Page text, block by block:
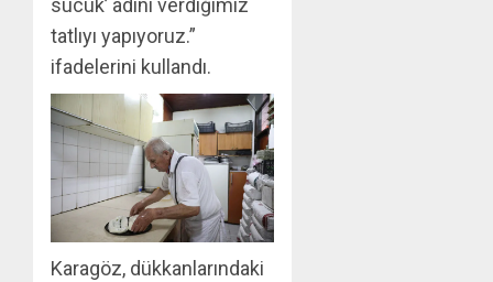
sucuk’ adını verdiğimiz
tatlıyı yapıyoruz.”
ifadelerini kullandı.
Karagöz, dükkanlarındaki